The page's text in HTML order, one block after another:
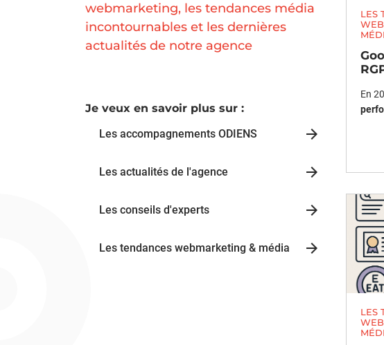
webmarketing, les tendances média
incontournables et les dernières
actualités de notre agence
Je veux en savoir plus sur :
Les accompagnements ODIENS
Les actualités de l'agence
Les conseils d'experts
Les tendances webmarketing & média
LES
En
LES